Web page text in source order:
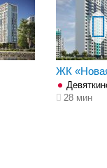
ЖК
28 мин